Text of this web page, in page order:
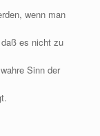
wenn man
es nicht zu
Sinn der